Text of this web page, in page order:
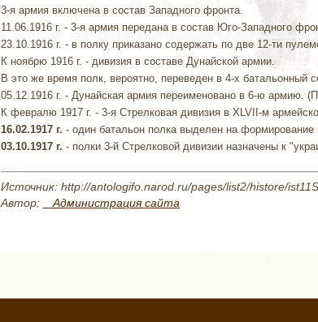
3-я армия включена в состав Западного фронта.
11.06.1916 г. - 3-я армия передана в состав Юго-Западного
23.10.1916 г. - в полку приказано содержать по две 12-ти
К ноябрю 1916 г. - дивизия в составе Дунайской армии.
В это же время полк, вероятно, переведен в 4-х батальонный
05.12.1916 г. - Дунайская армия переименовано в 6-ю армию.
К февралю 1917 г. - 3-я Стрелковая дивизия в XLVII-м
16.02.1917 г. - один батальон полка выделен на
03.10.1917 г. - полки 3-й Стрелковой дивизии назначены к
Источник: http://antologifo.narod.ru/pages/list2/histore/
Автор:
_ Администрация сайта